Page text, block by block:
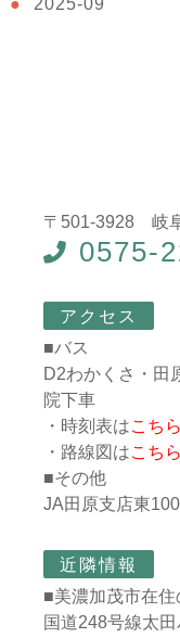
2025-09
〒501-3928 岐
0575-
アクセス
■バス
D2わかくさ・田
院下車
・時刻表はこちら
・路線図はこちら
■その他
JA田原支店東
近隣情報
■美濃加茂市在住
国道248号線太